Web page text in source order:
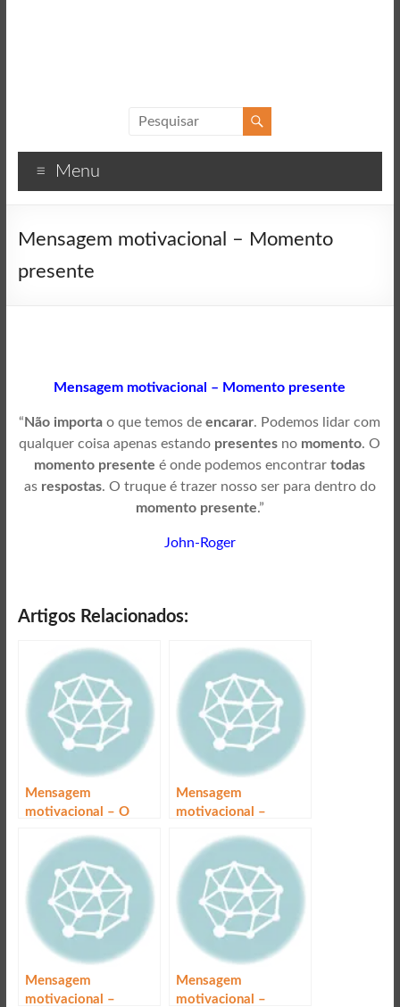
Textos
motivacionais
sucesso
Menu
Mensagem motivacional – Momento
presente
Mensagem motivacional – Momento presente
“ Não importao que temos deencarar. Podemos lidar com
qualquer coisa apenas estando presentes no momento. O
momento presenteé onde podemos encontrartodas
as respostas. O truque é trazer nosso ser para dentro do
momento presente.”
John-Roger
Artigos Relacionados:
Mensagem
motivacional – O
realização
Mensagem
motivacional –
Mensagem
motivacional –
Mensagem
motivacional –